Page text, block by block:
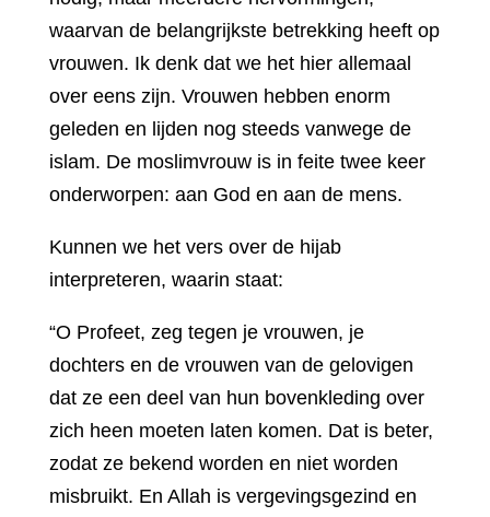
waarvan de belangrijkste betrekking heeft op
vrouwen. Ik denk dat we het hier allemaal
over eens zijn. Vrouwen hebben enorm
geleden en lijden nog steeds vanwege de
islam. De moslimvrouw is in feite twee keer
onderworpen: aan God en aan de mens.
Kunnen we het vers over de hijab
interpreteren, waarin staat:
“O Profeet, zeg tegen je vrouwen, je
dochters en de vrouwen van de gelovigen
dat ze een deel van hun bovenkleding over
zich heen moeten laten komen. Dat is beter,
zodat ze bekend worden en niet worden
misbruikt. En Allah is vergevingsgezind en